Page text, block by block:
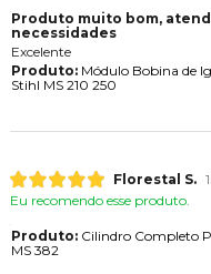
Produto muito bom,
necessidades
Excelente
Produto:Módulo Bobina de
Stihl MS 210 250
Florestal S.
Eu recomendo esse produto.
Produto:Cilindro Completo
MS 382